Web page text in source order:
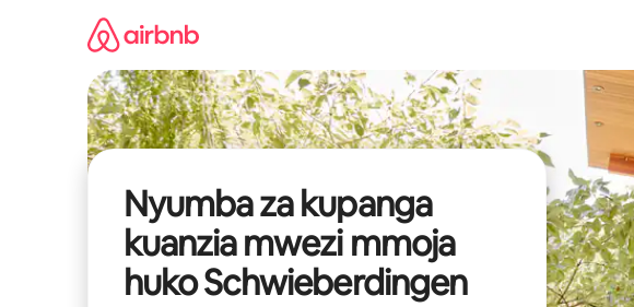
Nyumba za kupanga
kuanzia mwezi mmoja
huko Schwieberdingen